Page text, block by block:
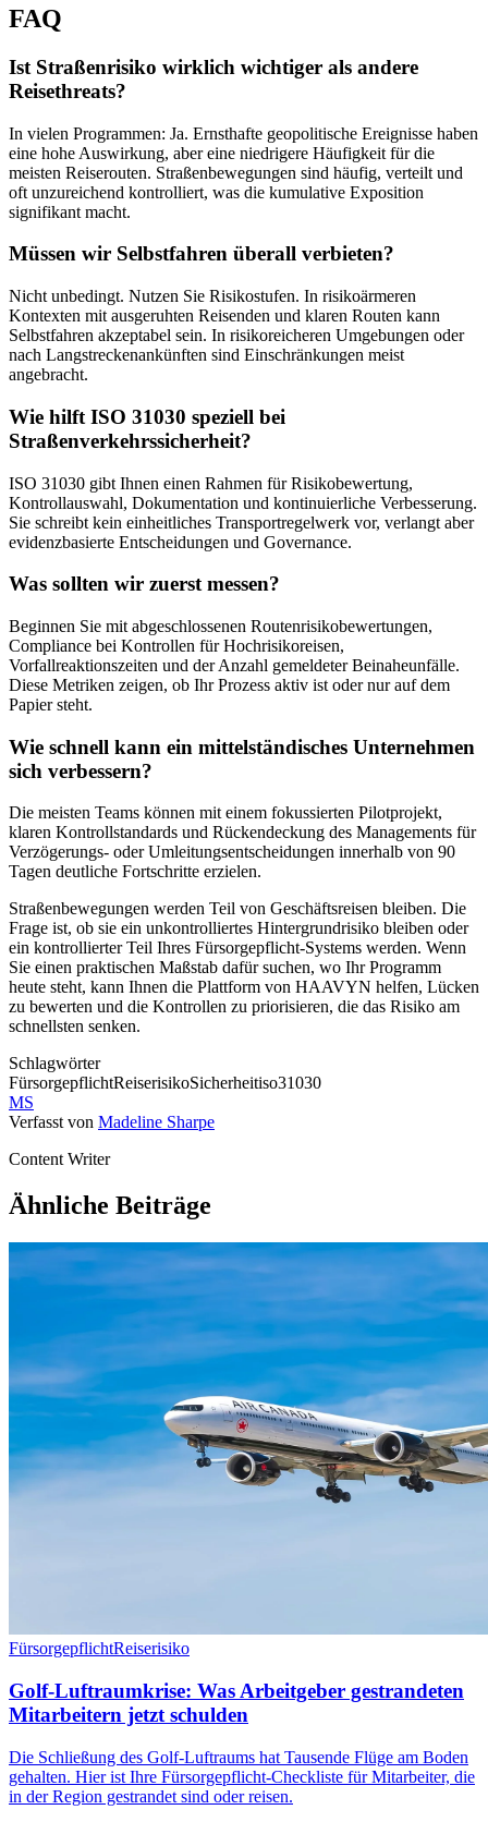
FAQ
Ist Straßenrisiko wirklich wichtiger als andere
Reisethreats?
In vielen Programmen: Ja. Ernsthafte geopolitische Ereignisse haben
eine hohe Auswirkung, aber eine niedrigere Häufigkeit für die
meisten Reiserouten. Straßenbewegungen sind häufig, verteilt und
oft unzureichend kontrolliert, was die kumulative Exposition
signifikant macht.
Müssen wir Selbstfahren überall verbieten?
Nicht unbedingt. Nutzen Sie Risikostufen. In risikoärmeren
Kontexten mit ausgeruhten Reisenden und klaren Routen kann
Selbstfahren akzeptabel sein. In risikoreicheren Umgebungen oder
nach Langstreckenankünften sind Einschränkungen meist
angebracht.
Wie hilft ISO 31030 speziell bei
Straßenverkehrssicherheit?
ISO 31030 gibt Ihnen einen Rahmen für Risikobewertung,
Kontrollauswahl, Dokumentation und kontinuierliche Verbesserung.
Sie schreibt kein einheitliches Transportregelwerk vor, verlangt aber
evidenzbasierte Entscheidungen und Governance.
Was sollten wir zuerst messen?
Beginnen Sie mit abgeschlossenen Routenrisikobewertungen,
Compliance bei Kontrollen für Hochrisikoreisen,
Vorfallreaktionszeiten und der Anzahl gemeldeter Beinaheunfälle.
Diese Metriken zeigen, ob Ihr Prozess aktiv ist oder nur auf dem
Papier steht.
Wie schnell kann ein mittelständisches Unternehmen
sich verbessern?
Die meisten Teams können mit einem fokussierten Pilotprojekt,
klaren Kontrollstandards und Rückendeckung des Managements für
Verzögerungs- oder Umleitungsentscheidungen innerhalb von 90
Tagen deutliche Fortschritte erzielen.
Straßenbewegungen werden Teil von Geschäftsreisen bleiben. Die
Frage ist, ob sie ein unkontrolliertes Hintergrundrisiko bleiben oder
ein kontrollierter Teil Ihres Fürsorgepflicht-Systems werden. Wenn
Sie einen praktischen Maßstab dafür suchen, wo Ihr Programm
heute steht, kann Ihnen die Plattform von HAAVYN helfen, Lücken
zu bewerten und die Kontrollen zu priorisieren, die das Risiko am
schnellsten senken.
Schlagwörter
FürsorgepflichtReiserisikoSicherheitiso31030
MS
Verfasst von Madeline Sharpe
Content Writer
Ähnliche Beiträge
FürsorgepflichtReiserisiko
Golf-Luftraumkrise: Was Arbeitgeber gestrandeten
Mitarbeitern jetzt schulden
Die Schließung des Golf-Luftraums hat Tausende Flüge am Boden
gehalten. Hier ist Ihre Fürsorgepflicht-Checkliste für Mitarbeiter, die
in der Region gestrandet sind oder reisen.